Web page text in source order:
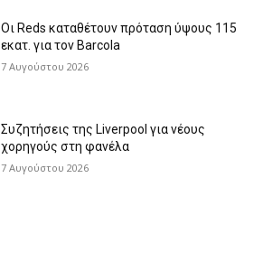
Οι Reds καταθέτουν πρόταση ύψους 115
εκατ. για τον Barcola
7 Αυγούστου 2026
Συζητήσεις της Liverpool για νέους
χορηγούς στη φανέλα
7 Αυγούστου 2026